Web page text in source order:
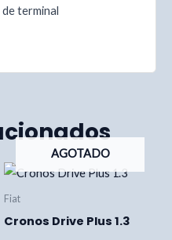
terminal
AGOTADO
Fiat
Cronos Drive Plus 1.3